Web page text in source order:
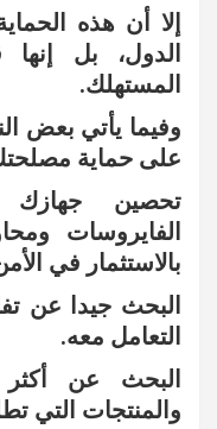
إلا أن هذه
الدول، بل
المستهلك.
وفيما يأتي بعض
على حماية مصلحتك
تحصين جهازك
الفايروسات
بالاستثمار في
البحث جيدا عن
التعامل معه.
البحث عن
والمنتجات التي